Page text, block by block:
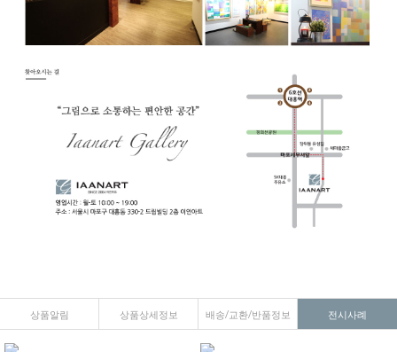
상품알림 상품상세정보 배송/교환/반품정보 전시사례